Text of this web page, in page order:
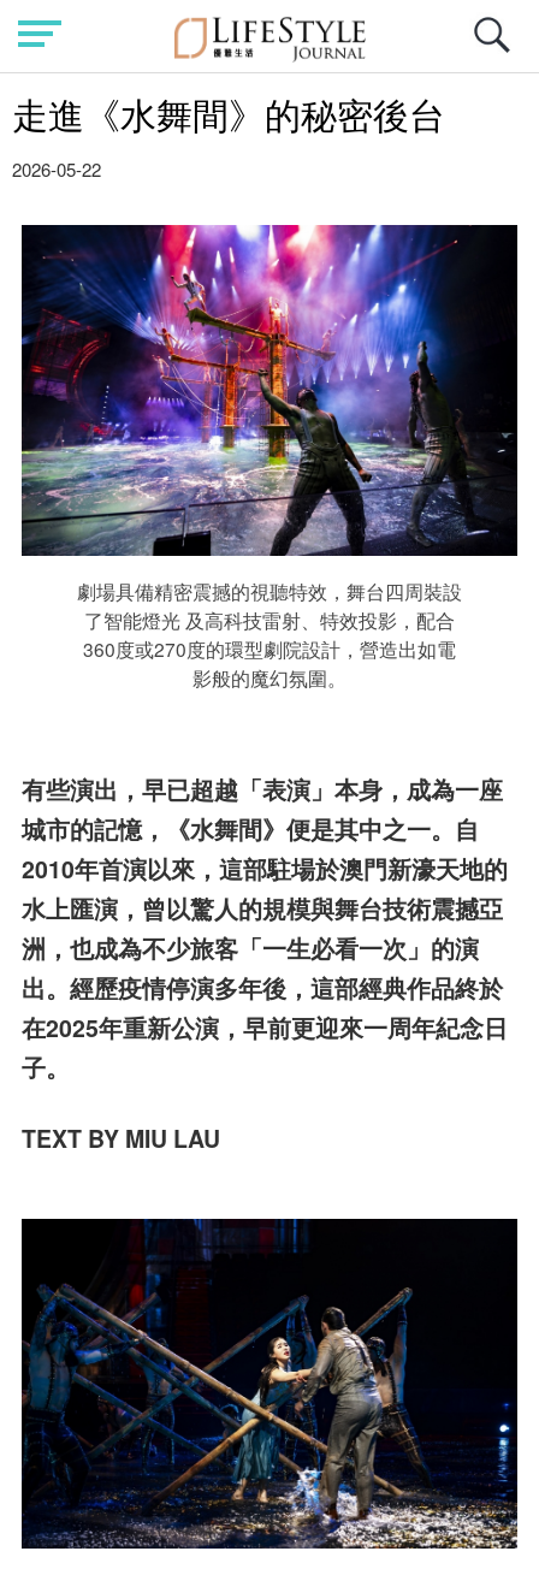
走進《水舞間》的秘密後台
2026-05-22
劇場具備精密震撼的視聽特效，舞台四周裝設
了智能燈光 及高科技雷射、特效投影，配合
360度或270度的環型劇院設計，營造出如電
影般的魔幻氛圍。
有些演出，早已超越「表演」本身，成為一座
城市的記憶，《水舞間》便是其中之一。自
2010年首演以來，這部駐場於澳門新濠天地的
水上匯演，曾以驚人的規模與舞台技術震撼亞
洲，也成為不少旅客「一生必看一次」的演
出。經歷疫情停演多年後，這部經典作品終於
在2025年重新公演，早前更迎來一周年紀念日
子。
TEXT BY MIU LAU